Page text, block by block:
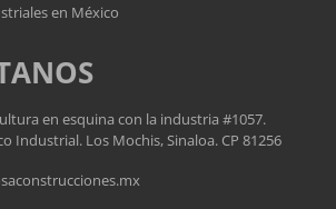
en México
en esquina con la industria #1057.
Industrial. Los Mochis, Sinaloa. CP 81256